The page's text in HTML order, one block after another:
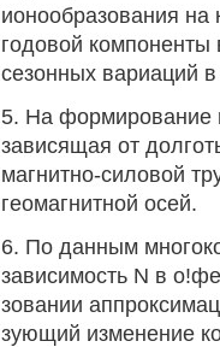
ионообразования
годовой
сезонных вариаций
5. На формирование
зависящая от
магнитно-силовой
геомагнитной осей.
6. По данным
зависимость N в
зовании
зующий изменение